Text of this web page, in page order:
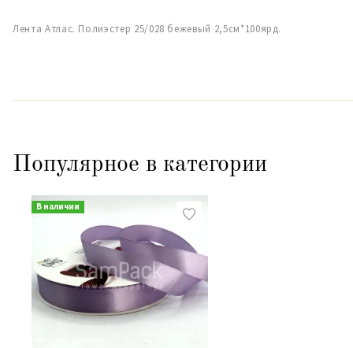
Лента Атлас. Полиэстер 25/028 бежевый 2,5см*100ярд.
Популярное в категории
В наличии